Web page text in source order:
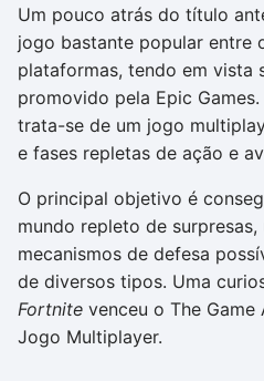
Um pouco atrás do título
jogo bastante popular entre
plataformas, tendo em vista
promovido pela Epic
trata-se de um jogo
e fases repletas de ação e
O principal objetivo é
mundo repleto de
mecanismos de defesa
de diversos tipos. Uma
Fortnite venceu o The
Jogo Multiplayer.